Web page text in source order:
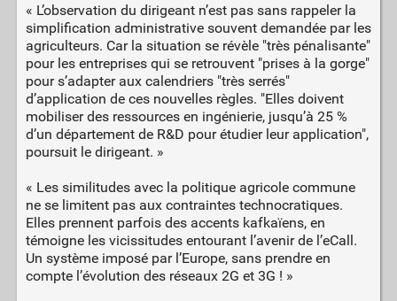
« L’observation du dirigeant n’est pas sans rappeler la
simplification administrative souvent demandée par les
agriculteurs. Car la situation se révèle "très pénalisante"
pour les entreprises qui se retrouvent "prises à la gorge"
pour s’adapter aux calendriers "très serrés"
d’application de ces nouvelles règles. "Elles doivent
mobiliser des ressources en ingénierie, jusqu’à 25 %
d’un département de R&D pour étudier leur application",
poursuit le dirigeant. »
« Les similitudes avec la politique agricole commune
ne se limitent pas aux contraintes technocratiques.
Elles prennent parfois des accents kafkaïens, en
témoigne les vicissitudes entourant l’avenir de l’eCall.
Un système imposé par l’Europe, sans prendre en
compte l’évolution des réseaux 2G et 3G ! »